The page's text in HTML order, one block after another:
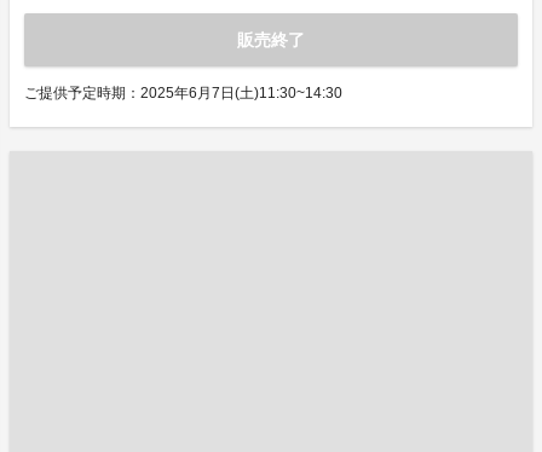
販売終了
ご提供予定時期：2025年6月7日(土)11:30~14:30